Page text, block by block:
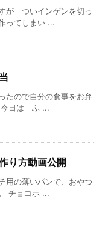
が ついインゲンを切っ
ってしまい ...
たので自分の食事をお弁
今日は ふ ...
り方動画公開
用の薄いパンで、おやつ
チョコホ ...